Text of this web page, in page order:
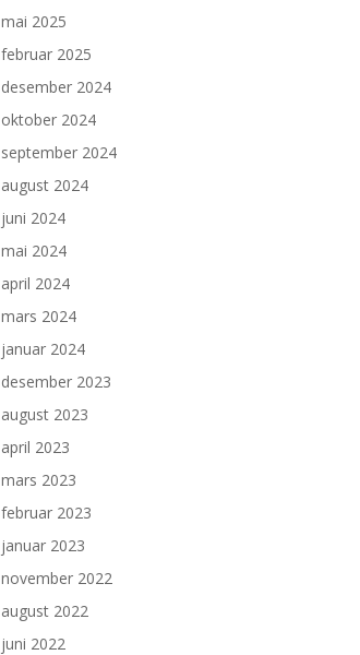
mai 2025
februar 2025
desember 2024
oktober 2024
september 2024
august 2024
juni 2024
mai 2024
april 2024
mars 2024
januar 2024
desember 2023
august 2023
april 2023
mars 2023
februar 2023
januar 2023
november 2022
august 2022
juni 2022